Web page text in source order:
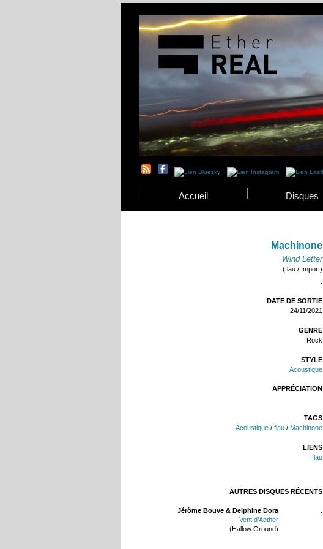
Accueil Disques
Machinone
Wind Letter
(flau / Import)
DATE DE SORTIE
24/11/2021
GENRE
Rock
STYLE
Acoustique
APPRÉCIATION
TAGS
Acoustique / flau / Machinone
LIENS
flau
AUTRES DISQUES RÉCENTS
Jérôme Bouve & Delphine Dora
Vent d’Aether
(Hallow Ground)